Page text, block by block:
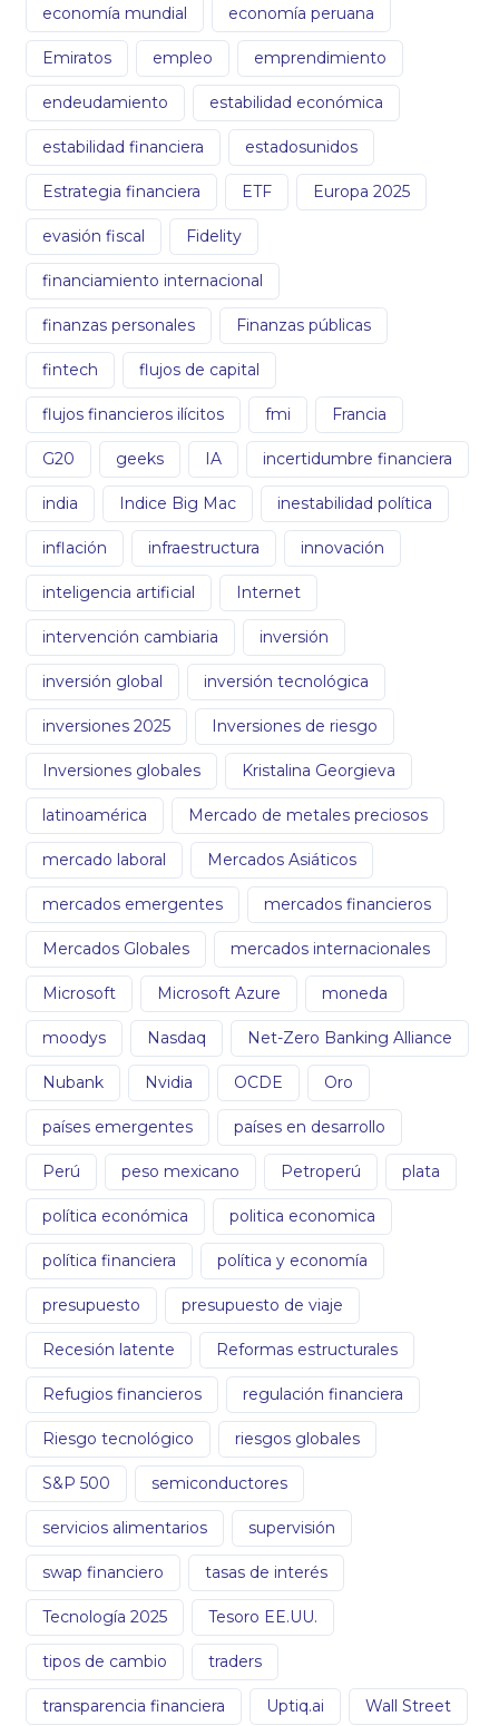
economía mundial economía peruana
Emiratos empleo emprendimiento
endeudamiento estabilidad económica
estabilidad financiera estadosunidos
Estrategia financiera ETF Europa 2025
evasión fiscal Fidelity
financiamiento internacional
finanzas personales Finanzas públicas
fintech flujos de capital
flujos financieros ilícitos fmi Francia
G20 geeks IA incertidumbre financiera
india Indice Big Mac inestabilidad política
inflación infraestructura innovación
inteligencia artificial Internet
intervención cambiaria inversión
inversión global inversión tecnológica
inversiones 2025 Inversiones de riesgo
Inversiones globales Kristalina Georgieva
latinoamérica Mercado de metales preciosos
mercado laboral Mercados Asiáticos
mercados emergentes mercados financieros
Mercados Globales mercados internacionales
Microsoft Microsoft Azure moneda
moodys Nasdaq Net-Zero Banking Alliance
Nubank Nvidia OCDE Oro
países emergentes países en desarrollo
Perú peso mexicano Petroperú plata
política económica politica economica
política financiera política y economía
presupuesto presupuesto de viaje
Recesión latente Reformas estructurales
Refugios financieros regulación financiera
Riesgo tecnológico riesgos globales
S&P 500 semiconductores
servicios alimentarios supervisión
swap financiero tasas de interés
Tecnología 2025 Tesoro EE.UU.
tipos de cambio traders
transparencia financiera Uptiq.ai Wall Street